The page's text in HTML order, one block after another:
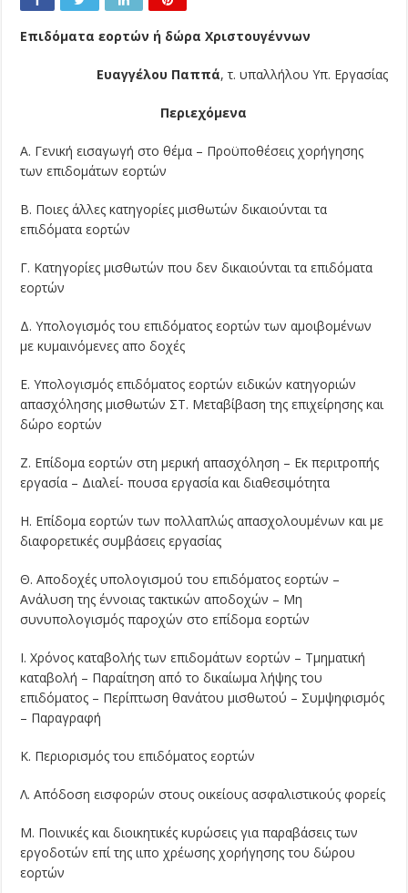
Επιδόματα εορτών ή δώρα Χριστουγέννων
Ευαγγέλου Παππά, τ. υπαλλήλου Υπ. Εργασίας
Περιεχόμενα
Α. Γενική εισαγωγή στο θέμα – Προϋποθέσεις χορήγησης
των επιδομάτων εορτών
Β. Ποιες άλλες κατηγορίες μισθωτών δικαιούνται τα
επιδόματα εορτών
Γ. Κατηγορίες μισθωτών που δεν δικαιούνται τα επιδόματα
εορτών
Δ. Υπολογισμός του επιδόματος εορτών των αμοιβομένων
με κυμαινόμενες απο δοχές
Ε. Υπολογισμός επιδόματος εορτών ειδικών κατηγοριών
απασχόλησης μισθωτών ΣΤ. Μεταβίβαση της επιχείρησης και
δώρο εορτών
Ζ. Επίδομα εορτών στη μερική απασχόληση – Εκ περιτροπής
εργασία – Διαλεί- πουσα εργασία και διαθεσιμότητα
Η. Επίδομα εορτών των πολλαπλώς απασχολουμένων και με
διαφορετικές συμβά­σεις εργασίας
Θ. Αποδοχές υπολογισμού του επιδόματος εορτών –
Ανάλυση της έννοιας τακτικών αποδοχών – Μη
συνυπολογισμός παροχών στο επίδομα εορτών
I. Χρόνος καταβολής των επιδομάτων εορτών – Τμηματική
καταβολή – Παραίτηση από το δικαίωμα λήψης του
επιδόματος – Περίπτωση θανάτου μισθωτού – Συμ­ψηφισμός
– Παραγραφή
Κ. Περιορισμός του επιδόματος εορτών
Λ. Απόδοση εισφορών στους οικείους ασφαλιστικούς φορείς
Μ. Ποινικές και διοικητικές κυρώσεις για παραβάσεις των
εργοδοτών επί της ιιπο χρέωσης χορήγησης του δώρου
εορτών